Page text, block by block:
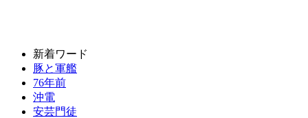
新着ワード
豚と軍艦
76年前
沖電
安芸門徒